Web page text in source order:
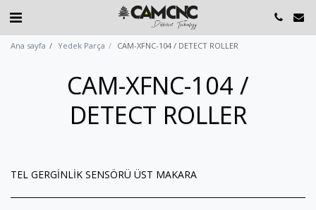
Ana sayfa Yedek Parça CAM-XFNC-104 / DETECT ROLLER
CAM-XFNC-104 /
DETECT ROLLER
TEL GERGİNLİK SENSÖRÜ ÜST MAKARA